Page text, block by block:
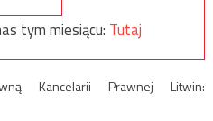
tym miesiącu: Tutaj
Kancelarii Prawnej Litwin: